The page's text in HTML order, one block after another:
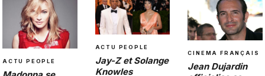
ACTU PEOPLE
ACTU PEOPLE
Jay-Z et Solange
Knowles
CINEMA FRANÇAIS
Jean Dujardin